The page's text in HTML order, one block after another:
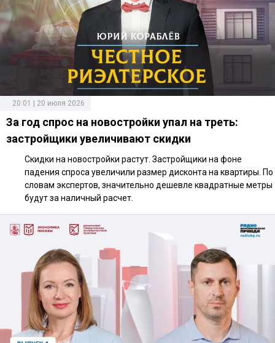
20:01 | 20 июля 2026
За год спрос на новостройки упал на треть:
застройщики увеличивают скидки
Скидки на новостройки растут. Застройщики на фоне
падения спроса увеличили размер дисконта на квартиры. По
словам экспертов, значительно дешевле квадратные метры
будут за наличный расчет.